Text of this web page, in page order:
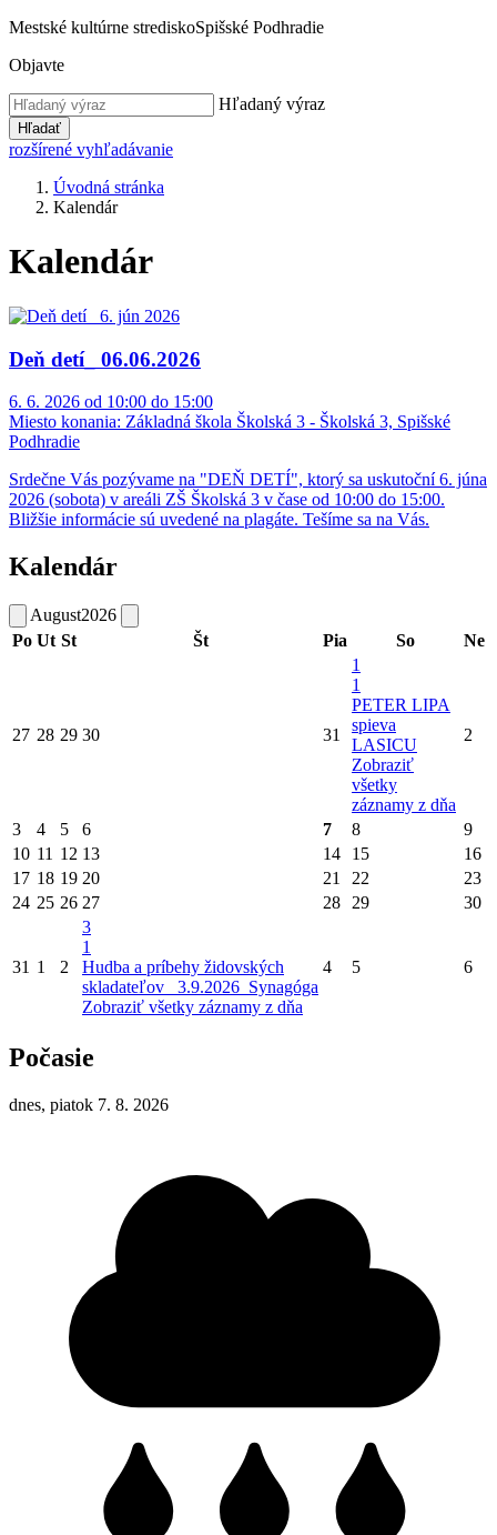
Mestské kultúrne strediskoSpišské Podhradie
Objavte
Hľadaný výraz
Hľadať
rozšírené vyhľadávanie
Úvodná stránka
Kalendár
Kalendár
Deň detí_ 06.06.2026
6. 6. 2026 od 10:00 do 15:00
Miesto konania: Základná škola Školská 3 - Školská 3, Spišské
Podhradie
Srdečne Vás pozývame na "DEŇ DETÍ", ktorý sa uskutoční 6. júna
2026 (sobota) v areáli ZŠ Školská 3 v čase od 10:00 do 15:00.
Bližšie informácie sú uvedené na plagáte. Tešíme sa na Vás.
Kalendár
August2026
Po Ut St Št Pia So Ne
27 28 29 30 31
1
1
PETER LIPA
spieva
LASICU
Zobraziť
všetky
záznamy z dňa
2
3 4 5 6 7 8
9
10 11 12 13 14 15
16
17 18 19 20 21 22
23
24 25 26 27 28 29 30
31 1 2
3
1
Hudba a príbehy židovských
skladateľov_ 3.9.2026_Synagóga
Zobraziť všetky záznamy z dňa
4 5 6
Počasie
dnes, piatok 7. 8. 2026